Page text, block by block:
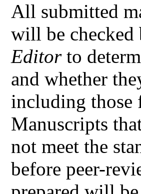
All submitted
will be
Editorto
and whether
including those
Manuscripts
not meet the
before peer-